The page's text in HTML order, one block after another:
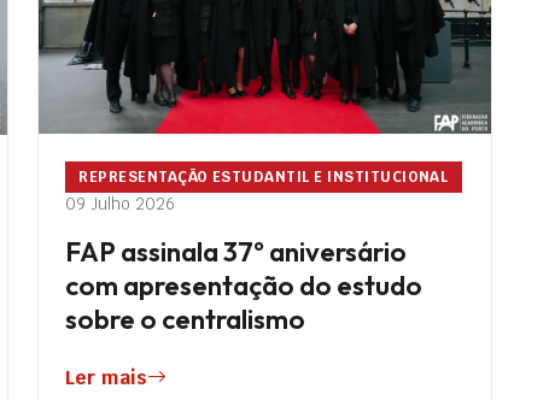
REPRESENTAÇÃO ESTUDANTIL E INSTITUCIONAL
09 Julho 2026
FAP assinala 37º aniversário
com apresentação do estudo
sobre o centralismo
Ler mais